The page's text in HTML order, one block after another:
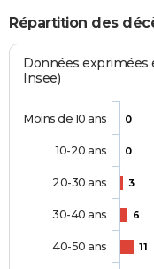
Répartition des
Données exprimées
Insee)
0
0
3
6
11
Moins de 10 ans
10-20 ans
20-30 ans
30-40 ans
40-50 ans